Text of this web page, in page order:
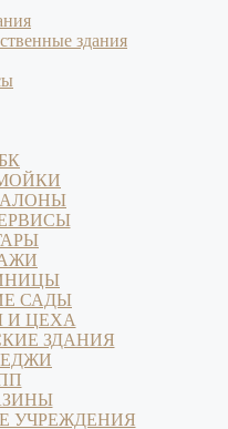
здания
САДЫ
И ЦЕХА
ЗДАНИЯ
УЧРЕЖДЕНИЯ